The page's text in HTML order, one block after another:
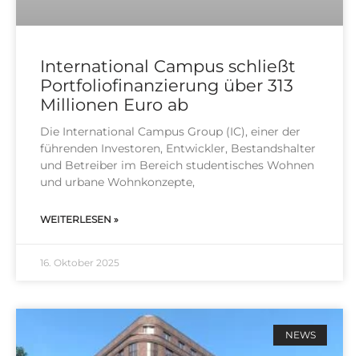
International Campus schließt
Portfoliofinanzierung über 313
Millionen Euro ab
Die Inter­na­tio­nal Cam­pus Group (IC), einer der
füh­ren­den Inves­to­ren, Ent­wick­ler, Bestands­hal­ter
und Betrei­ber im Bereich stu­den­ti­sches Woh­nen
und urba­ne Wohn­kon­zep­te,
WEITERLESEN »
16. Oktober 2025
NEWS